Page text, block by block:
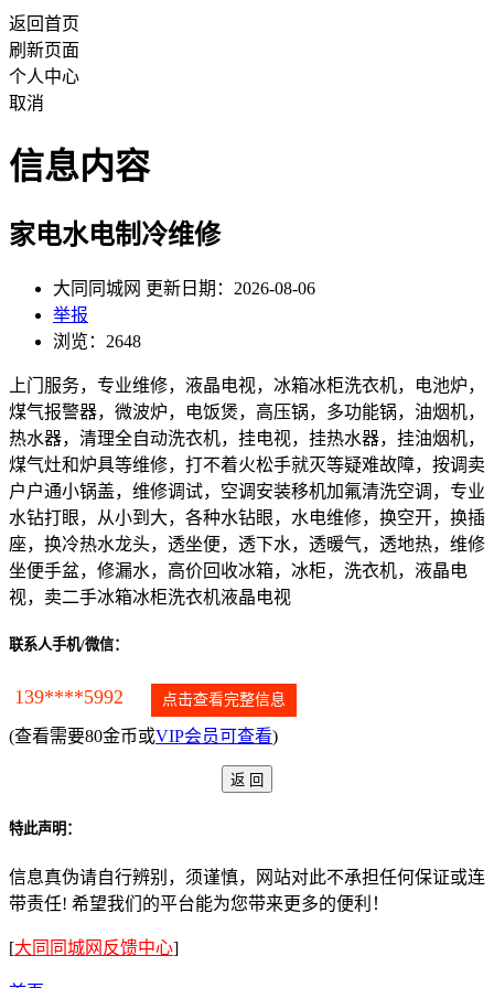
返回首页
刷新页面
个人中心
取消
信息内容
家电水电制冷维修
大同同城网 更新日期：2026-08-06
举报
浏览：2648
上门服务，专业维修，液晶电视，冰箱冰柜洗衣机，电池炉，
煤气报警器，微波炉，电饭煲，高压锅，多功能锅，油烟机，
热水器，清理全自动洗衣机，挂电视，挂热水器，挂油烟机，
煤气灶和炉具等维修，打不着火松手就灭等疑难故障，按调卖
户户通小锅盖，维修调试，空调安装移机加氟清洗空调，专业
水钻打眼，从小到大，各种水钻眼，水电维修，换空开，换插
座，换冷热水龙头，透坐便，透下水，透暖气，透地热，维修
坐便手盆，修漏水，高价回收冰箱，冰柜，洗衣机，液晶电
视，卖二手冰箱冰柜洗衣机液晶电视
联系人手机/微信：
139****5992 点击查看完整信息
(查看需要80金币或VIP会员可查看)
特此声明：
信息真伪请自行辨别，须谨慎，网站对此不承担任何保证或连
带责任! 希望我们的平台能为您带来更多的便利！
[大同同城网反馈中心]